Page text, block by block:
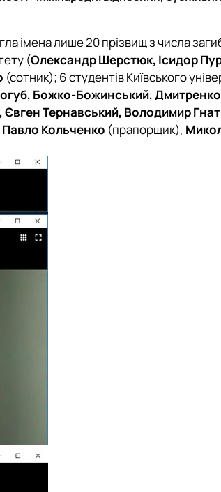
молоді
і спорту
міжнародної комунікації
імена лише 20 прізвищ з числа
(Олександр Шерстюк, Ісидор
(сотник); 6 студентів Київського
Божко-Божинський, Дмитренко,
Тернавський, Володимир
Павло Кольченко (прапорщик),